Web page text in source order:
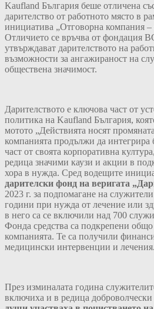
Kaufland България беше отличена
дарителство от работното място в
инициатива „Отговорна компания
Отличието се връчва от фондация
утвърждават дарителството на
възможности за ангажираност на
обществена значимост.
Дарителството е ключова част от
политика на Kaufland България,
мотото „Действията носят
компанията продължи да интегрира
част от своята корпоративна
редица значими каузи и акции в
хора в нужда. Сред водещите
дарителски фонд на веригата
2023 г. за подпомагане на
години при нужда от лечение или
в него са се включили над 700
Фонда средства са подкрепени
компанията. Те са получили
медицински интервенции и лечения.
През изминалата година
включиха и в редица